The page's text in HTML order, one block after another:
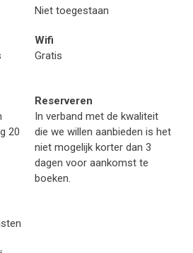
Niet toegestaan
Wifi
Gratis
20
Reserveren
In verband met de kwaliteit
die we willen aanbieden is het
niet mogelijk korter dan 3
dagen voor aankomst te
boeken.